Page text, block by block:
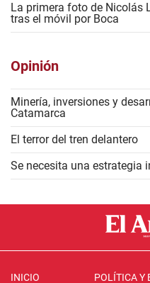
La primera foto de Nicolás
tras el móvil por Boca
Opinión
Minería, inversiones y
Catamarca
El terror del tren delantero
Se necesita una estrategia
INICIO POLÍTICA Y